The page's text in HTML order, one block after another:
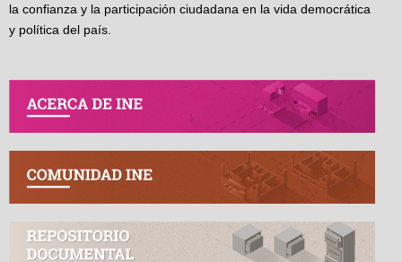
la confianza y la participación ciudadana en la vida democrática
y política del país.